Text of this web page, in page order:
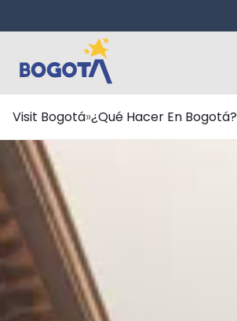
de
navegación
Visit Bogotá ¿Qué Hacer En Bogotá?